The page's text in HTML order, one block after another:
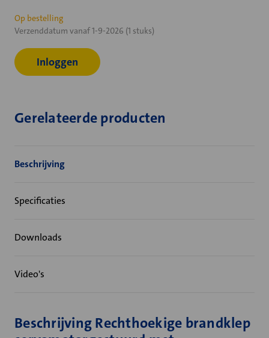
Huidige
voorraad:
Op bestelling
Verzenddatum vanaf 1-9-2026 (1 stuks)
Inloggen
Gerelateerde producten
Beschrijving
Specificaties
Downloads
Video's
Beschrijving Rechthoekige brandklep